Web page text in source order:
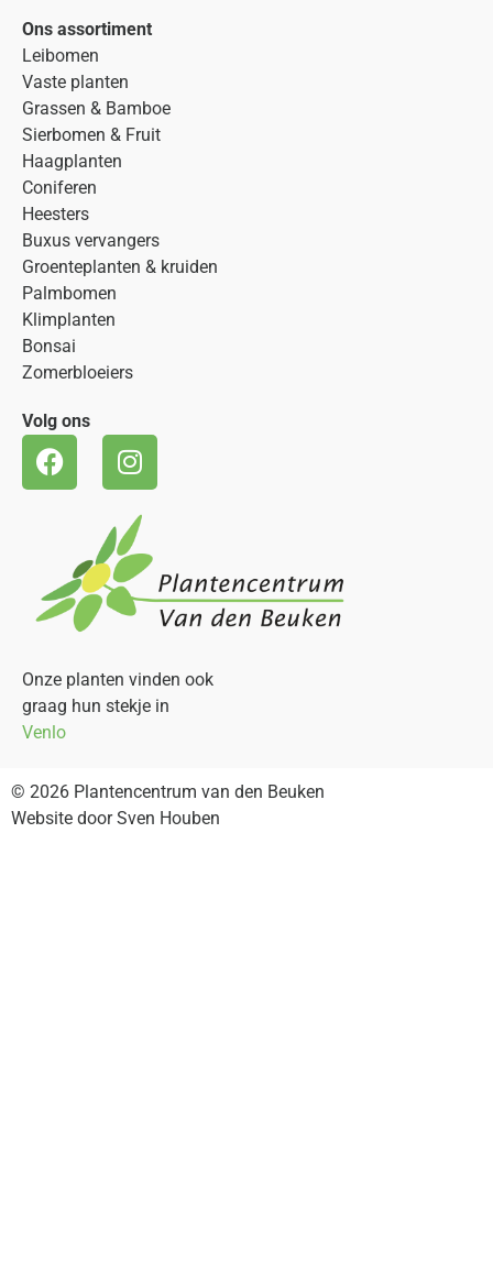
Ons assortiment
Leibomen
Vaste planten
Grassen & Bamboe
Sierbomen & Fruit
Haagplanten
Coniferen
Heesters
Buxus vervangers
Groenteplanten & kruiden
Palmbomen
Klimplanten
Bonsai
Zomerbloeiers
Volg ons
Onze planten vinden ook
graag hun stekje in
Venlo
© 2026 Plantencentrum van den Beuken
Website door Sven Houben